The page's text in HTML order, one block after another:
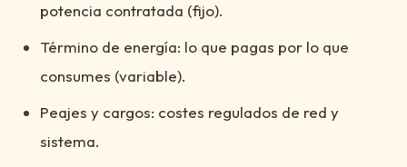
potencia contratada (fijo).
Término de energía: lo que pagas por lo que
consumes (variable).
Peajes y cargos: costes regulados de red y
sistema.